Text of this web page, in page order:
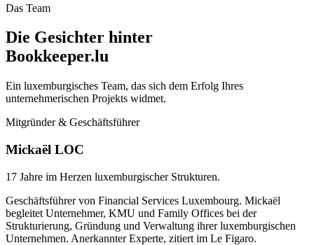
Das Team
Die Gesichter hinter
Bookkeeper.lu
Ein luxemburgisches Team, das sich dem Erfolg Ihres
unternehmerischen Projekts widmet.
Mitgründer & Geschäftsführer
Mickaël LOC
17 Jahre im Herzen luxemburgischer Strukturen.
Geschäftsführer von Financial Services Luxembourg. Mickaël
begleitet Unternehmer, KMU und Family Offices bei der
Strukturierung, Gründung und Verwaltung ihrer luxemburgischen
Unternehmen. Anerkannter Experte, zitiert im Le Figaro.